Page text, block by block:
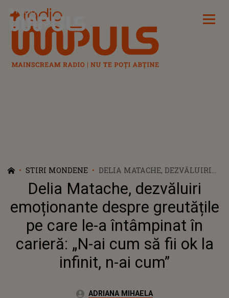
Radio Impuls
STIRI MONDENE
DELIA MATACHE, DEZVĂLUIRI
EMOȚIONANTE DESPRE
GREUTĂȚILE PE CARE LE-A
ÎNTÂMPINAT ÎN CARIERĂ: „N-AI
CUM SĂ FII OK LA INFINIT, N-AI
CUM”
Delia Matache, dezvăluiri
emoționante despre greutățile
pe care le-a întâmpinat în
carieră: „N-ai cum să fii ok la
infinit, n-ai cum”
Autor:ADRIANA MIHAELA